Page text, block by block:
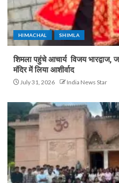
HIMACHAL SHIMLA
शिमला पहुंचे आचार्य विजय भारद्वाज,
मंदिर में लिया आशीर्वाद
July 31, 2026 India News Star